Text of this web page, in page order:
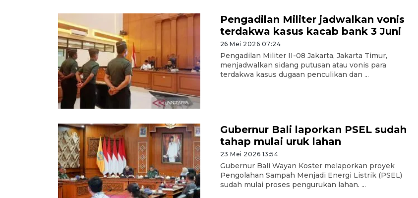
Pengadilan Militer jadwalkan vonis
terdakwa kasus kacab bank 3 Juni
26 Mei 2026 07:24
Pengadilan Militer II-08 Jakarta, Jakarta Timur,
menjadwalkan sidang putusan atau vonis para
terdakwa kasus dugaan penculikan dan ...
Gubernur Bali laporkan PSEL sudah
tahap mulai uruk lahan
23 Mei 2026 13:54
Gubernur Bali Wayan Koster melaporkan proyek
Pengolahan Sampah Menjadi Energi Listrik (PSEL)
sudah mulai proses pengurukan lahan. ...
Tiga matra TNI unjuk